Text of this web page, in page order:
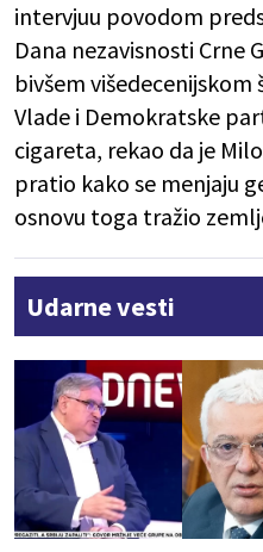
intervjuu povodom
Dana nezavisnosti Crne
bivšem
Vlade i Demokratske
cigareta, rekao da je
pratio kako se menjaju
osnovu toga tražio
Udarne vesti